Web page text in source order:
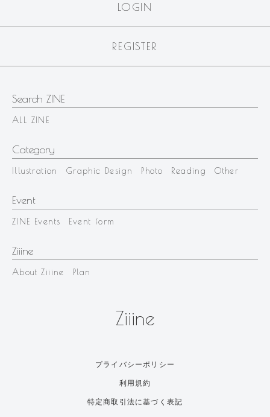
LOGIN
REGISTER
Search ZINE
ALL ZINE
Category
Illustration Graphic Design Photo Reading Other
Event
ZINE Events Event form
Ziiine
About Ziiine Plan
Ziiine
プライバシーポリシー
利用規約
特定商取引法に基づく表記